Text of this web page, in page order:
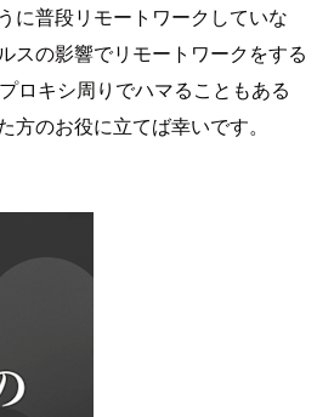
に普段リモートワークしていな
スの影響でリモートワークをする
ロキシ周りでハマることもある
のお役に立てば幸いです。